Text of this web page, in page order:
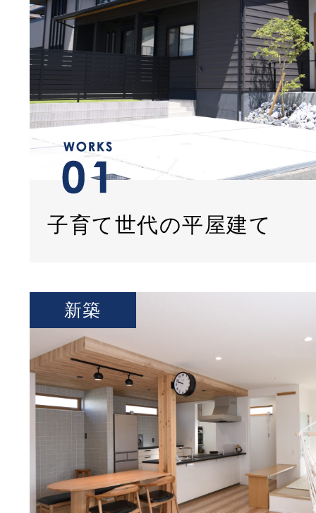
子育て世代の平屋建て
新築